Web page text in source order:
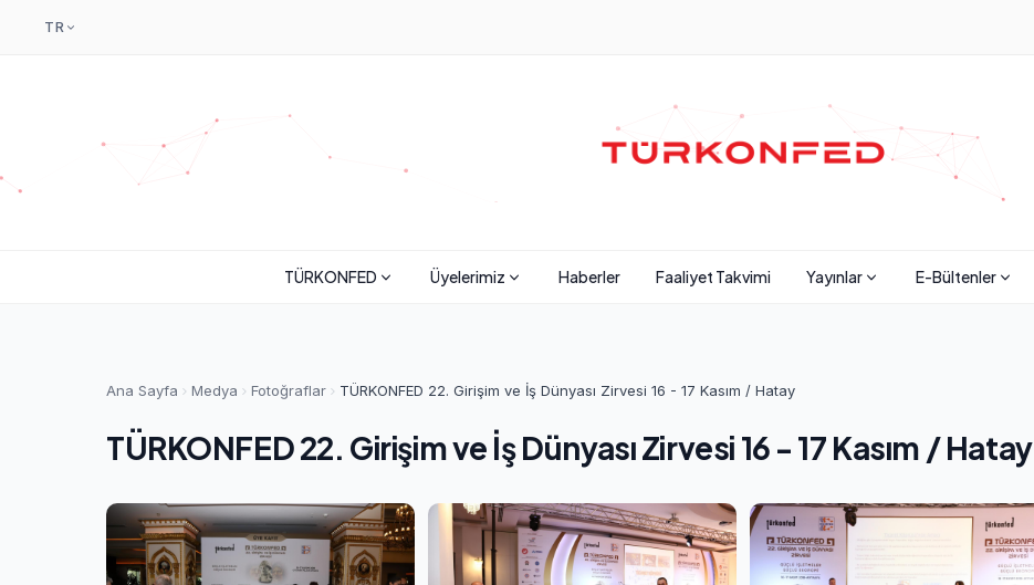
TR
TÜRKONFED Üyelerimiz Haberler Faaliyet Takvimi Yayınlar E-Bültenler
Ana Sayfa Medya Fotoğraflar TÜRKONFED 22. Girişim ve İş Dünyası Zirvesi 16 - 17 Kasım / Hatay
TÜRKONFED 22. Girişim ve İş Dünyası Zirvesi 16 - 17 Kasım / Hatay